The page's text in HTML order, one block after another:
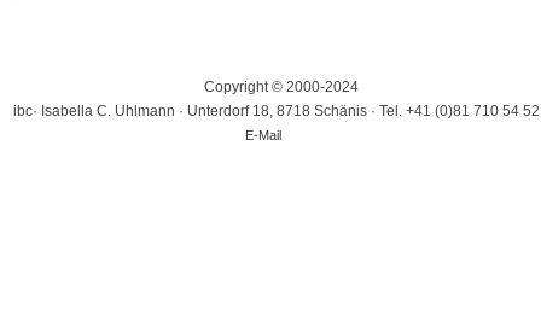
Copyright © 2000-2024
ibc· Isabella C. Uhlmann · Unterdorf 18, 8718 Schänis · Tel. +41 (0)81 710 54 52
E-Mail